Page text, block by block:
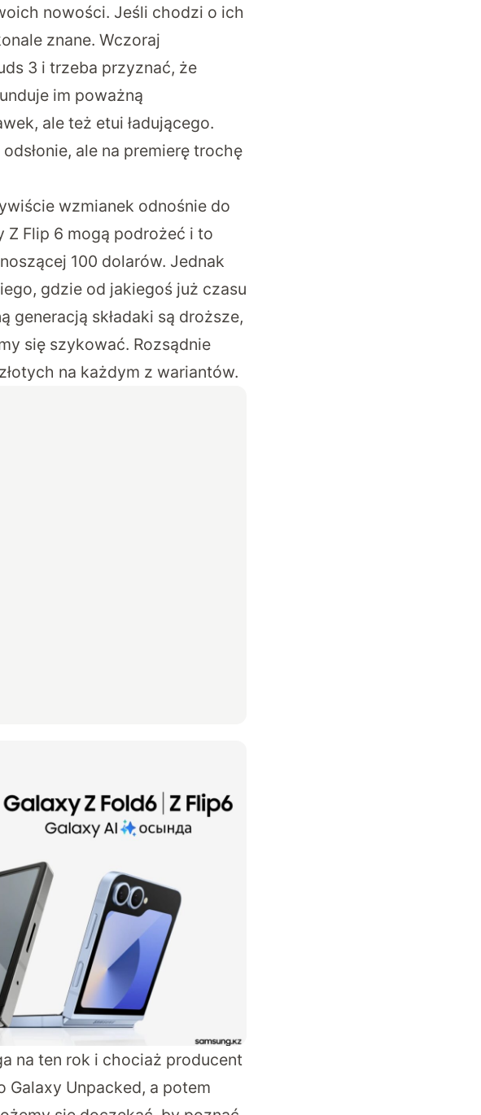
nowości. Jeśli chodzi o ich
znane. Wczoraj
3 i trzeba przyznać, że
im poważną
ale też etui ładującego.
ale na premierę trochę
wzmianek odnośnie do
Z Flip 6 mogą podrożeć i to
100 dolarów. Jednak
gdzie od jakiegoś już czasu
generacją składaki są droższe,
się szykować. Rozsądnie
na każdym z wariantów.
na ten rok i chociaż producent
Unpacked, a potem